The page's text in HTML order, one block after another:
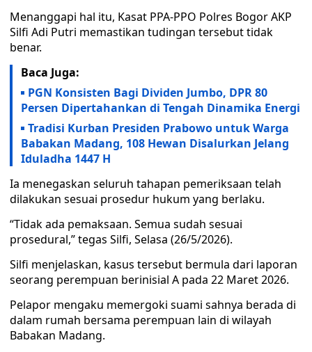
Menanggapi hal itu, Kasat PPA-PPO Polres Bogor AKP
Silfi Adi Putri memastikan tudingan tersebut tidak
benar.
Baca Juga:
PGN Konsisten Bagi Dividen Jumbo, DPR 80
Persen Dipertahankan di Tengah Dinamika Energi
Tradisi Kurban Presiden Prabowo untuk Warga
Babakan Madang, 108 Hewan Disalurkan Jelang
Iduladha 1447 H
Ia menegaskan seluruh tahapan pemeriksaan telah
dilakukan sesuai prosedur hukum yang berlaku.
“Tidak ada pemaksaan. Semua sudah sesuai
prosedural,” tegas Silfi, Selasa (26/5/2026).
Silfi menjelaskan, kasus tersebut bermula dari laporan
seorang perempuan berinisial A pada 22 Maret 2026.
Pelapor mengaku memergoki suami sahnya berada di
dalam rumah bersama perempuan lain di wilayah
Babakan Madang.